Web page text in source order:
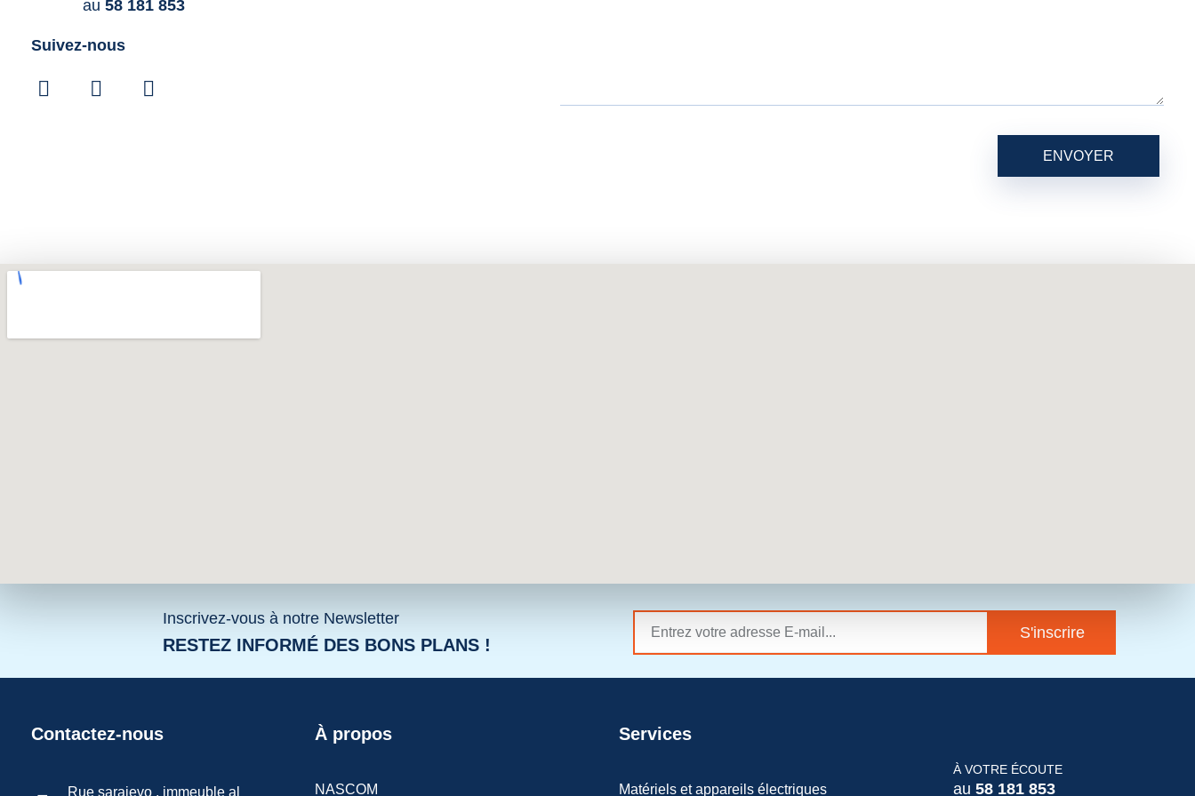
au58 181 853
Suivez-nous
Inscrivez-vous à notre Newsletter
RESTEZ INFORMÉ DES BONS PLANS !
S'inscrire
Contactez-nous
Rue sarajevo , immeuble al
À propos
NASCOM
Services
Matériels et appareils électriques
À VOTRE ÉCOUTE
au 58 181 853